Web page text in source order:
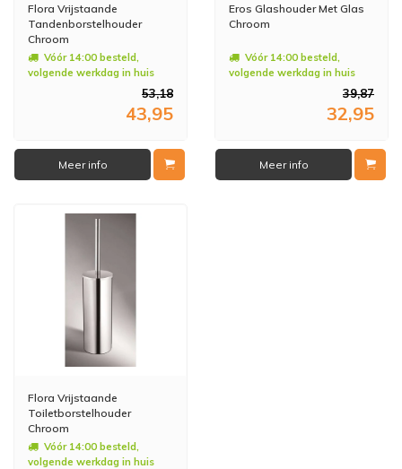
Flora Vrijstaande
Tandenborstelhouder
Chroom
Vóór 14:00 besteld,
volgende werkdag in huis
53,18
43,95
Meer info
Eros Glashouder Met Glas
Chroom
Vóór 14:00 besteld,
volgende werkdag in huis
39,87
32,95
Meer info
Flora Vrijstaande
Toiletborstelhouder
Chroom
Vóór 14:00 besteld,
volgende werkdag in huis